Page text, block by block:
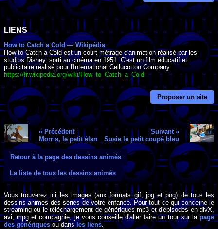
LIENS
How to Catch a Cold — Wikipédia
How to Catch a Cold est un court métrage d'animation réalisé par les
studios Disney, sorti au cinéma en 1951. C'est un film éducatif et
publicitaire réalisé pour l'International Cellucotton Company.
https://fr.wikipedia.org/wiki/How_to_Catch_a_Cold
Proposer un site
« Précédent
Morris, le petit élan
Suivant »
Susie le petit coupé bleu
Retour à la page des dessins animés
La liste de tous les dessins animés
Vous trouverez ici les images (aux formats gif, jpg et png) de tous les
dessins animés des séries de votre enfance. Pour tout ce qui concerne le
streaming ou le téléchargement de génériques mp3 et d'épisodes en divX,
avi, mpg et compagnie, je vous conseille d'aller faire un tour sur la page
des génériques ou dans les liens.